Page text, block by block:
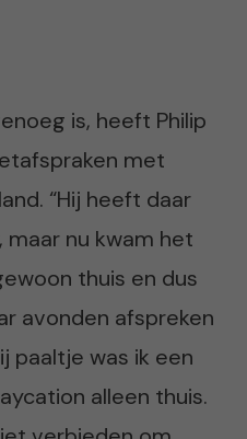
is, heeft Philip
met
“Hij heeft daar
nu kwam het
thuis en dus
avonden afspreken
paaltje was ik een
alleen thuis.